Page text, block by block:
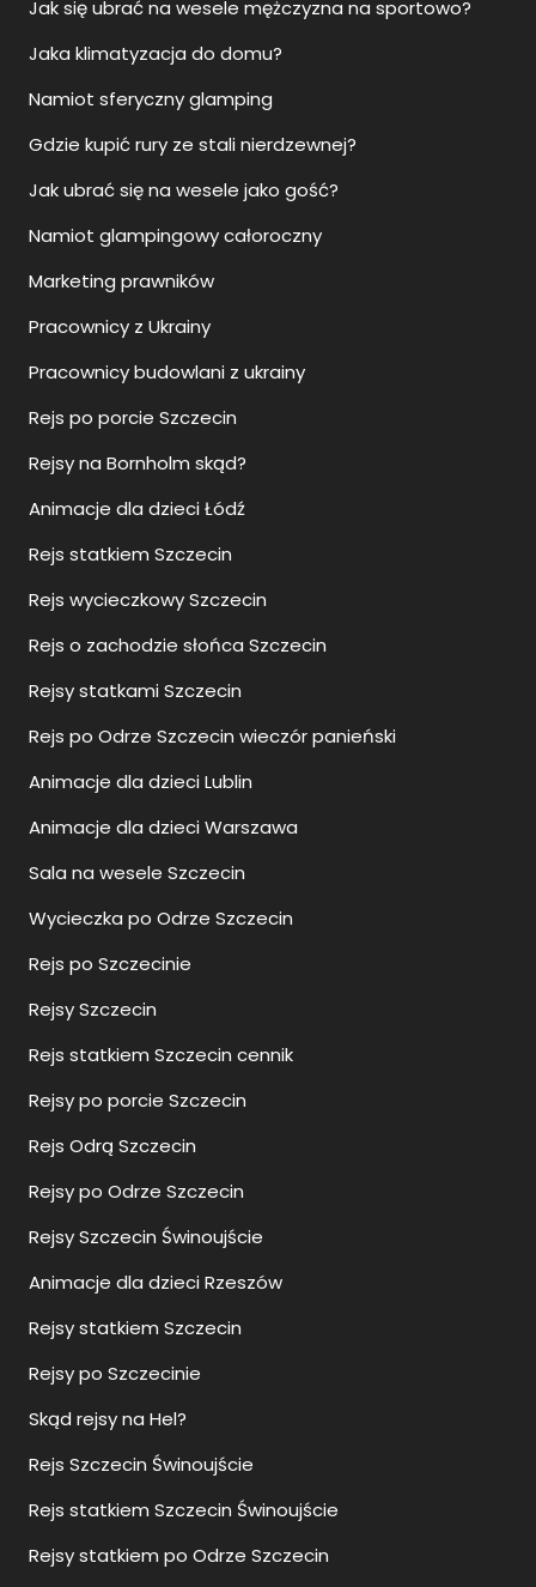
Jak się ubrać na wesele mężczyzna na sportowo?
Jaka klimatyzacja do domu?
Namiot sferyczny glamping
Gdzie kupić rury ze stali nierdzewnej?
Jak ubrać się na wesele jako gość?
Namiot glampingowy całoroczny
Marketing prawników
Pracownicy z Ukrainy
Pracownicy budowlani z ukrainy
Rejs po porcie Szczecin
Rejsy na Bornholm skąd?
Animacje dla dzieci Łódź
Rejs statkiem Szczecin
Rejs wycieczkowy Szczecin
Rejs o zachodzie słońca Szczecin
Rejsy statkami Szczecin
Rejs po Odrze Szczecin wieczór panieński
Animacje dla dzieci Lublin
Animacje dla dzieci Warszawa
Sala na wesele Szczecin
Wycieczka po Odrze Szczecin
Rejs po Szczecinie
Rejsy Szczecin
Rejs statkiem Szczecin cennik
Rejsy po porcie Szczecin
Rejs Odrą Szczecin
Rejsy po Odrze Szczecin
Rejsy Szczecin Świnoujście
Animacje dla dzieci Rzeszów
Rejsy statkiem Szczecin
Rejsy po Szczecinie
Skąd rejsy na Hel?
Rejs Szczecin Świnoujście
Rejs statkiem Szczecin Świnoujście
Rejsy statkiem po Odrze Szczecin